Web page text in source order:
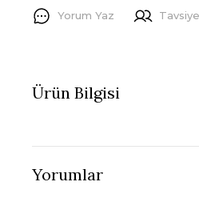
Yorum Yaz
Ürün Bilgisi
Yorumlar